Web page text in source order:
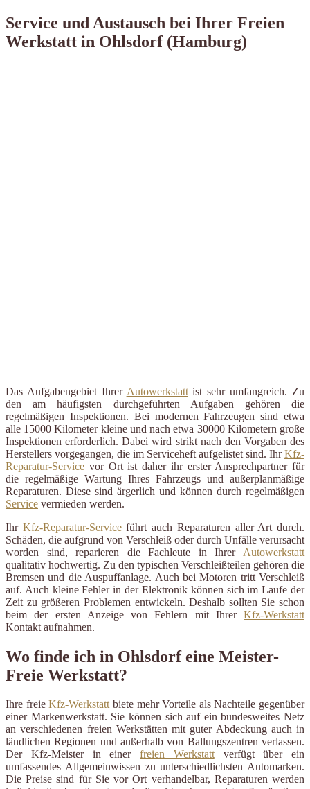
Service und Austausch bei Ihrer Freien
Werkstatt in Ohlsdorf (Hamburg)
Das Aufgabengebiet Ihrer Autowerkstattist sehr umfangreich. Zu
den am häufigsten durchgeführten Aufgaben gehören die
regelmäßigen Inspektionen. Bei modernen Fahrzeugen sind etwa
alle 15000 Kilometer kleine und nach etwa 30000 Kilometern große
Inspektionen erforderlich. Dabei wird strikt nach den Vorgaben des
Herstellers vorgegangen, die im Serviceheft aufgelistet sind. IhrKfz-
Reparatur-Service vor Ort ist daher ihr erster Ansprechpartner für
die regelmäßige Wartung Ihres Fahrzeugs und außerplanmäßige
Reparaturen. Diese sind ärgerlich und können durch regelmäßigen
Service vermieden werden.
Ihr Kfz-Reparatur-Serviceführt auch Reparaturen aller Art durch.
Schäden, die aufgrund von Verschleiß oder durch Unfälle verursacht
worden sind, reparieren die Fachleute in Ihrer Autowerkstatt
qualitativ hochwertig. Zu den typischen Verschleißteilen gehören die
Bremsen und die Auspuffanlage. Auch bei Motoren tritt Verschleiß
auf. Auch kleine Fehler in der Elektronik können sich im Laufe der
Zeit zu größeren Problemen entwickeln. Deshalb sollten Sie schon
beim der ersten Anzeige von Fehlern mit Ihrer Kfz-Werkstatt
Kontakt aufnahmen.
Wo finde ich in Ohlsdorf eine Meister-
Freie Werkstatt?
Ihre freieKfz-Werkstattbiete mehr Vorteile als Nachteile gegenüber
einer Markenwerkstatt. Sie können sich auf ein bundesweites Netz
an verschiedenen freien Werkstätten mit guter Abdeckung auch in
ländlichen Regionen und außerhalb von Ballungszentren verlassen.
Der Kfz-Meister in einer freien Werkstattverfügt über ein
umfassendes Allgemeinwissen zu unterschiedlichsten Automarken.
Die Preise sind für Sie vor Ort verhandelbar, Reparaturen werden